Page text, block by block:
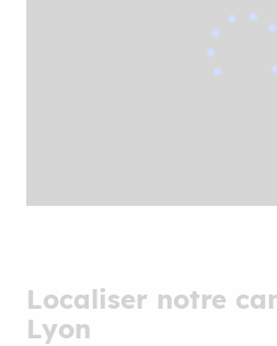
Localiser notre
Lyon